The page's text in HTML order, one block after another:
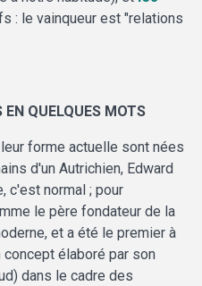
: le vainqueur est "relations
EN QUELQUES MOTS
forme actuelle sont nées
d'un Autrichien, Edward
c'est normal ; pour
le père fondateur de la
et a été le premier à
élaboré par son
dans le cadre des